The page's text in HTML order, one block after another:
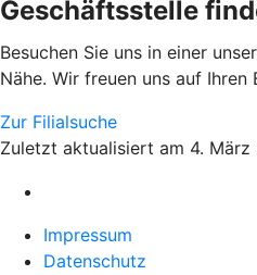
Geschäftsstelle
Besuchen Sie uns in einer
Nähe. Wir freuen uns auf Ihren
Zur Filialsuche
Zuletzt aktualisiert am 4. März
Impressum
Datenschutz